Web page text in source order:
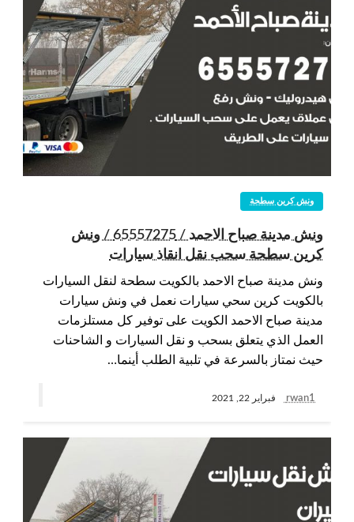
ونش كرين سطحة
ونش مدينة صباح الاحمد / 65557275 / ونش
كرين سطحة سحب نقل انقاذ سيارات
ونش مدينة صباح الاحمد بالكويت سطحة لنقل السيارات
بالكويت كرين سحي سيارات نعمل في ونش سيارات
مدينة صباح الاحمد الكويت على توفير كل مستلزمات
العمل الذي يتعلق بسحب و نقل السيارات و الشاحنات
حيث نمتاز بالسرعة في تلبية الطلب أينما…
rwan1 فبراير 22, 2021